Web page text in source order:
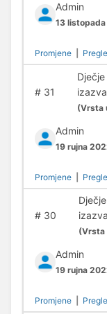
Admin
13
Promjene
#31
(Vrsta
Admin
19 rujna
Promjene
#30
(Vrsta
Admin
19 rujna
Promjene